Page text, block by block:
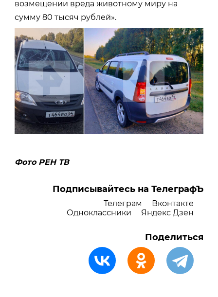
возмещении вреда животному миру на
сумму 80 тысяч рублей».
Фото РЕН ТВ
Подписывайтесь на ТелеграфЪ
Телеграм
Вконтакте
Одноклассники
Яндекс Дзен
Поделиться